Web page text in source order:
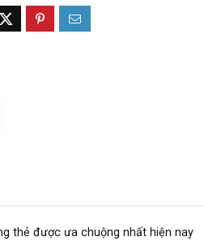
thẻ được ưa chuộng nhất hiện nay